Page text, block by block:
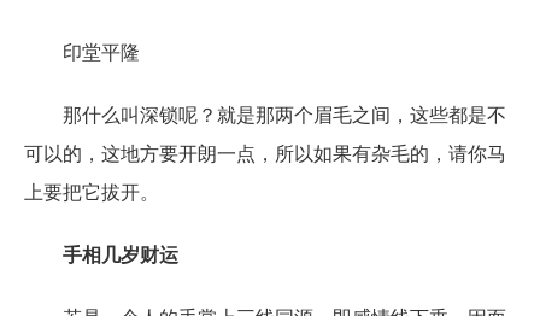
印堂平隆
那什么叫深锁呢？就是那两个眉毛之间，这些都是不
可以的，这地方要开朗一点，所以如果有杂毛的，请你马
上要把它拔开。
手相几岁财运